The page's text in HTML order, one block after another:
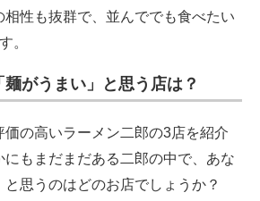
性も抜群で、並んででも食べたい
。
がうまい」と思う店は？
の高いラーメン二郎の3店を紹介
にもまだまだある二郎の中で、あな
と思うのはどのお店でしょうか？